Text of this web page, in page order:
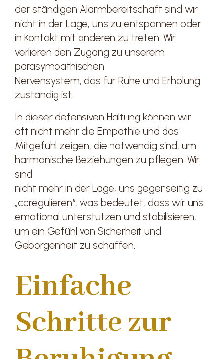
der ständigen Alarmbereitschaft sind wir
nicht in der Lage, uns zu entspannen oder
in Kontakt mit anderen zu treten. Wir
verlieren den Zugang zu unserem
parasympathischen
Nervensystem, das für Ruhe und Erholung
zuständig ist.
In dieser defensiven Haltung können wir
oft nicht mehr die Empathie und das
Mitgefühl zeigen, die notwendig sind, um
harmonische Beziehungen zu pflegen. Wir
sind
nicht mehr in der Lage, uns gegenseitig zu
„coregulieren“, was bedeutet, dass wir uns
emotional unterstützen und stabilisieren,
um ein Gefühl von Sicherheit und
Geborgenheit zu schaffen.
Einfache
Schritte zur